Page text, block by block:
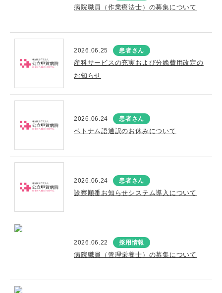
病院職員（作業療法士）の募集について
2026.06.25 患者さん
産科サービスの充実および分娩費用改定の
お知らせ
2026.06.24 患者さん
ベトナム語通訳のお休みについて
2026.06.24 患者さん
診察順番お知らせシステム導入について
2026.06.22 採用情報
病院職員（管理栄養士）の募集について